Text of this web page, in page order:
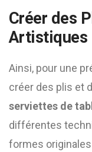
Créer des
Artistiques
Ainsi, pour une
créer des plis et
serviettes de
différentes
formes